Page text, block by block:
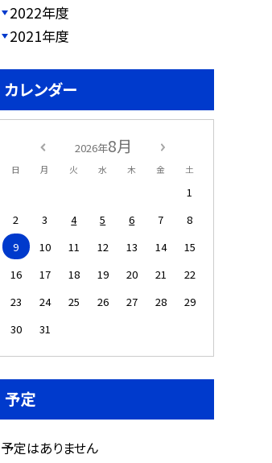
2022年度
2021年度
カレンダー
2026年8月
日 月 火 水 木 金 土
1
2
3 4 5 6 7
8
9
10 11 12 13 14
15
16
17 18 19 20 21
22
23
24 25 26 27 28
29
30
31
予定
予定はありません